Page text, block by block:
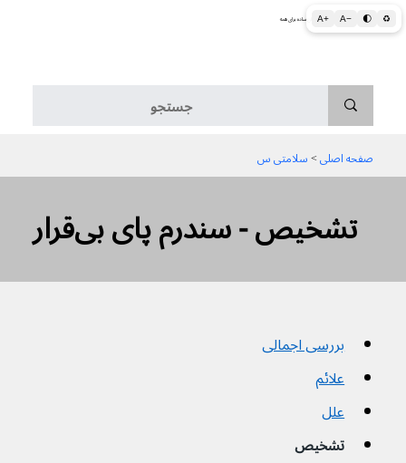
A+ A− 🌓 ♻ اطلاعات پزشکی و بهداشتی به زبان ساده برای همه
صفحه اصلی > سلامتی س
تشخیص - سندرم پای بی‌قرار
بررسی اجمالی
علائم
علل
تشخیص